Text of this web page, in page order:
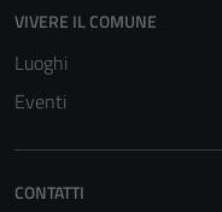
VIVERE IL COMUNE
Luoghi
Eventi
CONTATTI